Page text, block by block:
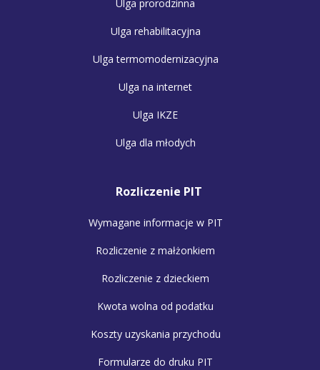
Ulga prorodzinna
Ulga rehabilitacyjna
Ulga termomodernizacyjna
Ulga na internet
Ulga IKZE
Ulga dla młodych
Rozliczenie PIT
Wymagane informacje w PIT
Rozliczenie z małżonkiem
Rozliczenie z dzieckiem
Kwota wolna od podatku
Koszty uzyskania przychodu
Formularze do druku PIT